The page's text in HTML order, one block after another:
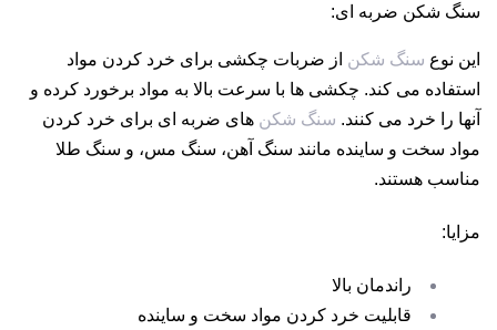
سنگ شکن ضربه ای:
این نوع سنگ شکن از ضربات چکشی برای خرد کردن مواد
استفاده می کند. چکشی ها با سرعت بالا به مواد برخورد کرده و
آنها را خرد می کنند. سنگ شکن های ضربه ای برای خرد کردن
مواد سخت و ساینده مانند سنگ آهن، سنگ مس، و سنگ طلا
مناسب هستند.
مزایا:
راندمان بالا
قابلیت خرد کردن مواد سخت و ساینده